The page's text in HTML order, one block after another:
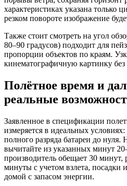
характеристиках указана только
резком повороте изображение
Также стоит смотреть на угол
80–90 градусов) подходит для
пропорции объектов по краям.
кинематографичную картинку без
Полётное время и
реальные
Заявленное в спецификации
измеряется в идеальных
полного разряда батареи до нуля.
вычитайте из указанных минут
производитель обещает 30 минут,
минуты с учетом взлета, посадки и
домой с запасом энергии.